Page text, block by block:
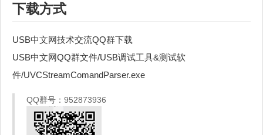
下载方式
USB中文网技术交流QQ群下载
USB中文网QQ群文件/USB调试工具&测试软
件/UVCStreamComandParser.exe
QQ群号：952873936